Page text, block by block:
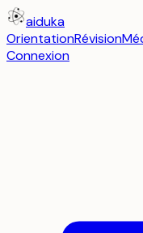
aiduka
OrientationRévision
Connexion